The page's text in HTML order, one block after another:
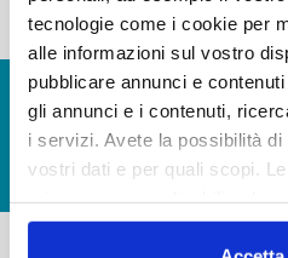
tecnologie come i cookie per
alle informazioni sul vostro
pubblicare annunci e
gli annunci e i contenuti,
i servizi. Avete la possibilità
vostri dati e per quali scopi.
in cui avete effettuato le
© Copyright 2017 - 2026